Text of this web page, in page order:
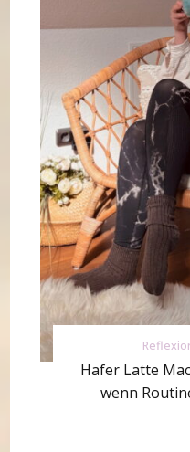
Hafer Latte
wenn